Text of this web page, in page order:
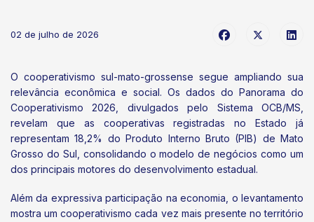
02 de julho de 2026
O cooperativismo sul-mato-grossense segue ampliando sua
relevância econômica e social. Os dados do Panorama do
Cooperativismo 2026, divulgados pelo Sistema OCB/MS,
revelam que as cooperativas registradas no Estado já
representam 18,2% do Produto Interno Bruto (PIB) de Mato
Grosso do Sul, consolidando o modelo de negócios como um
dos principais motores do desenvolvimento estadual.
Além da expressiva participação na economia, o levantamento
mostra um cooperativismo cada vez mais presente no território